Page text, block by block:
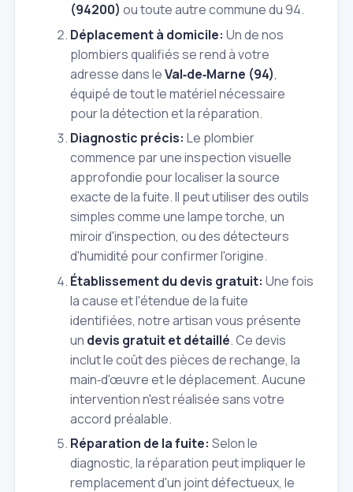
(94200) ou toute autre commune du 94.
Déplacement à domicile: Un de nos
plombiers qualifiés se rend à votre
adresse dans leVal‑de‑Marne (94),
équipé de tout le matériel nécessaire
pour la détection et la réparation.
Diagnostic précis: Le plombier
commence par une inspection visuelle
approfondie pour localiser la source
exacte de la fuite. Il peut utiliser des outils
simples comme une lampe torche, un
miroir d'inspection, ou des détecteurs
d'humidité pour confirmer l'origine.
Établissement du devis gratuit: Une fois
la cause et l'étendue de la fuite
identifiées, notre artisan vous présente
un devis gratuit et détaillé. Ce devis
inclut le coût des pièces de rechange, la
main‑d'œuvre et le déplacement. Aucune
intervention n'est réalisée sans votre
accord préalable.
Réparation de la fuite: Selon le
diagnostic, la réparation peut impliquer le
remplacement d'un joint défectueux, le